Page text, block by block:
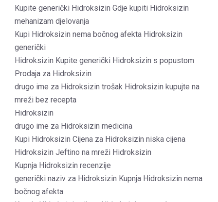
Kupite generički Hidroksizin Gdje kupiti Hidroksizin
mehanizam djelovanja
Kupi Hidroksizin nema bočnog afekta Hidroksizin
generički
Hidroksizin Kupite generički Hidroksizin s popustom
Prodaja za Hidroksizin
drugo ime za Hidroksizin trošak Hidroksizin kupujte na
mreži bez recepta
Hidroksizin
drugo ime za Hidroksizin medicina
Kupi Hidroksizin Cijena za Hidroksizin niska cijena
Hidroksizin Jeftino na mreži Hidroksizin
Kupnja Hidroksizin recenzije
generički naziv za Hidroksizin Kupnja Hidroksizin nema
bočnog afekta